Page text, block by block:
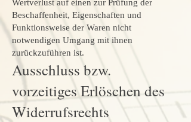
Wertverlust auf einen zur Prüfung der
Beschaffenheit, Eigenschaften und
Funktionsweise der Waren nicht
notwendigen Umgang mit ihnen
zurückzuführen ist.
Ausschluss bzw.
vorzeitiges Erlöschen des
Widerrufsrechts